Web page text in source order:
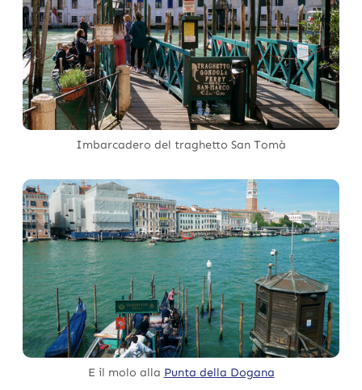
Imbarcadero del traghetto San Tomà
E il molo alla Punta della Dogana